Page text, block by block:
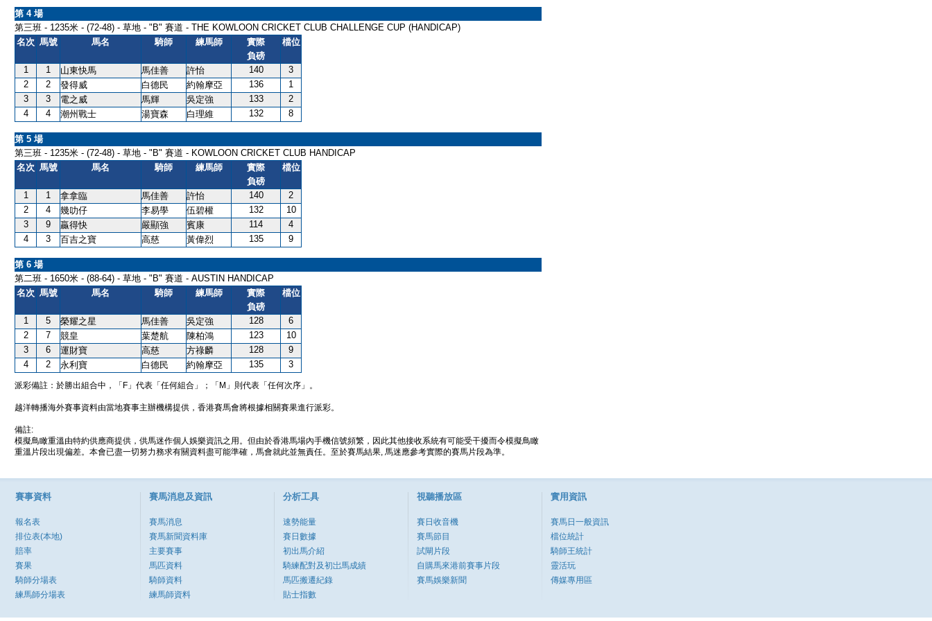
第 4 場
第三班 - 1235米 - (72-48) - 草地 - "B" 賽道 - THE KOWLOON CRICKET CLUB CHALLENGE CUP (HANDICAP)
名次 馬號 馬名 騎師 練馬師
實際
負磅
檔位
1 1 山東快馬 馬佳善 許怡 140
3
2
2 發得威 白德民 約翰摩亞 136
1
3
3 電之威 馬輝 吳定強 133
2
4
4 潮州戰士 湯寶森 白理維 132 8
第 5 場
第三班 - 1235米 - (72-48) - 草地 - "B" 賽道 - KOWLOON CRICKET CLUB HANDICAP
名次 馬號 馬名 騎師 練馬師
實際
負磅
檔位
1 1 拿拿臨 馬佳善 許怡 140
2
2
4 幾叻仔 李易學 伍碧權 132
10
3
9 贏得快 嚴顯強 賓康 114
4
4
3 百吉之寶 高慈 黃偉烈 135 9
第 6 場
第二班 - 1650米 - (88-64) - 草地 - "B" 賽道 - AUSTIN HANDICAP
名次 馬號 馬名 騎師 練馬師
實際
負磅
檔位
1 5 榮耀之星 馬佳善 吳定強 128
6
2
7 競皇 葉楚航 陳柏鴻 123
10
3
6 運財寶 高慈 方祿麟 128
9
4
2 永利寶 白德民 約翰摩亞 135 3
派彩備註：於勝出組合中，「F」代表「任何組合」；「M」則代表「任何次序」。
越洋轉播海外賽事資料由當地賽事主辦機構提供，香港賽馬會將根據相關賽果進行派彩。
備註:
模擬鳥瞰重溫由特約供應商提供，供馬迷作個人娛樂資訊之用。但由於香港馬場內手機信號頻繁，因此其他接收系統有可能受干擾而令模擬鳥瞰
重溫片段出現偏差。本會已盡一切努力務求有關資料盡可能準確，馬會就此並無責任。至於賽馬結果, 馬迷應參考實際的賽馬片段為準。
賽事資料
報名表
排位表(本地)
賠率
賽果
騎師分場表
練馬師分場表
賽馬消息及資訊
賽馬消息
賽馬新聞資料庫
主要賽事
馬匹資料
騎師資料
練馬師資料
分析工具
速勢能量
賽日數據
初出馬介紹
騎練配對及初岀馬成績
馬匹搬遷紀錄
貼士指數
視聽播放區
賽日收音機
賽馬節目
試閘片段
自購馬來港前賽事片段
賽馬娛樂新聞
實用資訊
賽馬日一般資訊
檔位統計
騎師王統計
靈活玩
傳媒專用區